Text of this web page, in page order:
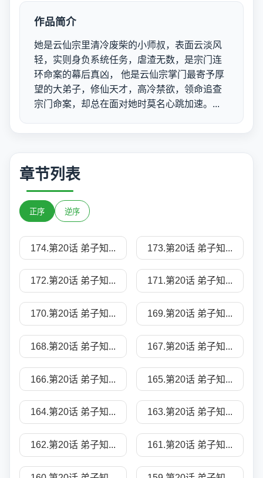
作品简介
她是云仙宗里清冷废柴的小师叔，表面云淡风
轻，实则身负系统任务，虐渣无数，是宗门连
环命案的幕后真凶， 他是云仙宗掌门最寄予厚
望的大弟子，修仙天才，高冷禁欲，领命追查
宗门命案，却总在面对她时莫名心跳加速。...
章节列表
正序 逆序
174.第20话 弟子知... 173.第20话 弟子知...
172.第20话 弟子知... 171.第20话 弟子知...
170.第20话 弟子知... 169.第20话 弟子知...
168.第20话 弟子知... 167.第20话 弟子知...
166.第20话 弟子知... 165.第20话 弟子知...
164.第20话 弟子知... 163.第20话 弟子知...
162.第20话 弟子知... 161.第20话 弟子知...